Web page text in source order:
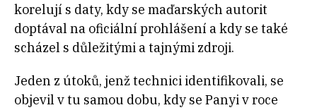
korelují s daty, kdy se maďarských autorit
doptával na oficiální prohlášení a kdy se také
scházel s důležitými a tajnými zdroji.
Jeden z útoků, jenž technici identifikovali, se
objevil v tu samou dobu, kdy se Panyi v roce